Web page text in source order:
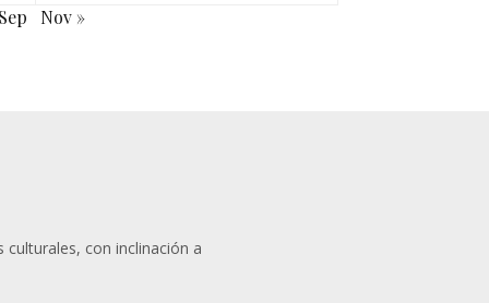
Nov »
con inclinación a